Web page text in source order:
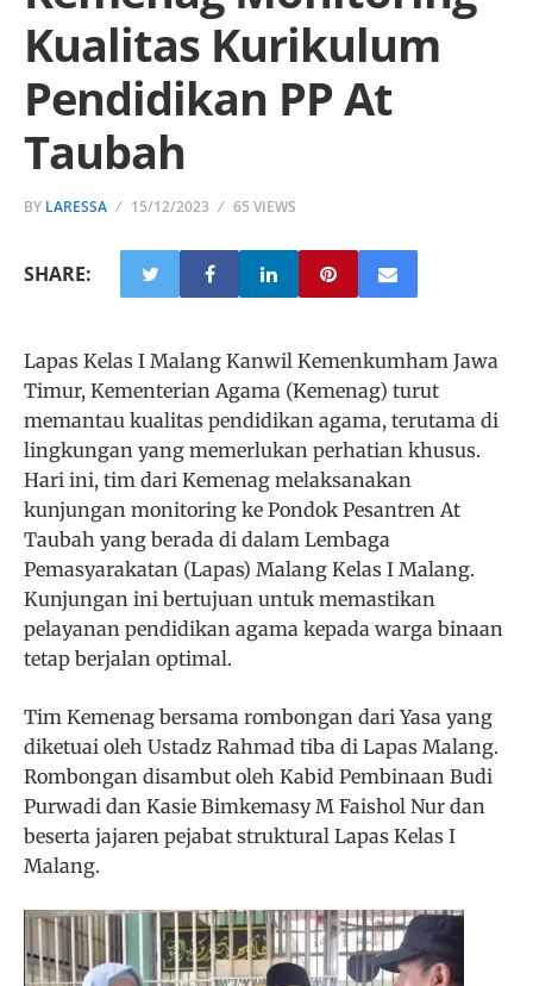
Kualitas Kurikulum
Pendidikan PP At
Taubah
BY LARESSA 15/12/2023 65 VIEWS
SHARE:
Lapas Kelas I Malang Kanwil Kemenkumham Jawa
Timur, Kementerian Agama (Kemenag) turut
memantau kualitas pendidikan agama, terutama di
lingkungan yang memerlukan perhatian khusus.
Hari ini, tim dari Kemenag melaksanakan
kunjungan monitoring ke Pondok Pesantren At
Taubah yang berada di dalam Lembaga
Pemasyarakatan (Lapas) Malang Kelas I Malang.
Kunjungan ini bertujuan untuk memastikan
pelayanan pendidikan agama kepada warga binaan
tetap berjalan optimal.
Tim Kemenag bersama rombongan dari Yasa yang
diketuai oleh Ustadz Rahmad tiba di Lapas Malang.
Rombongan disambut oleh Kabid Pembinaan Budi
Purwadi dan Kasie Bimkemasy M Faishol Nur dan
beserta jajaren pejabat struktural Lapas Kelas I
Malang.